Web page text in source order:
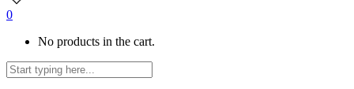
0
No products in the cart.